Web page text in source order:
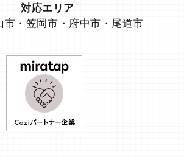
（携帯端末を通じてご利用の場合の
状態，利用に際しての各種設定情報
），IPアドレス，クッキー情報，位
ーザーが当社や提携先のサービスを
ージを閲覧する際に収集します。
情報を収集・利用する目的）
を収集・利用する目的は，以下のと
対応エリア
市・笠岡市・府中市・尾道市